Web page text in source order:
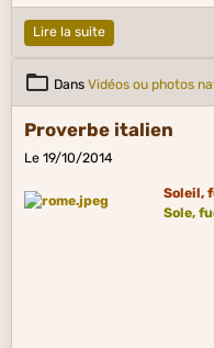
Lire la suite
Dans Vidéos ou photos
Proverbe italien
Le 19/10/2014
Soleil,
Sole,